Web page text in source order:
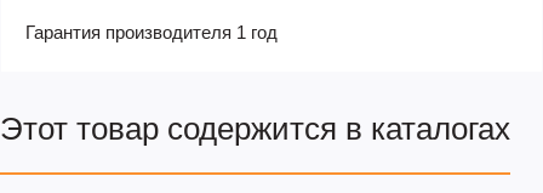
Гарантия производителя 1 год
Этот товар содержится в каталогах